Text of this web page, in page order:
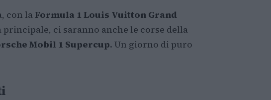
con laFormula 1 Louis Vuitton Grand
principale, ci saranno anche le corse della
Mobil 1 Supercup. Un giorno di puro